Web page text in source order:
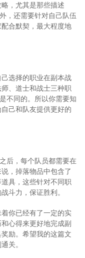
，尤其是那些描述
，还需要针对自己队伍
合默契，最大程度地
选择的职业在副本战
、道士和战士三种职
不同的。所以你需要知
己和队友提供更好的
后，每个队员都需要在
，掉落物品中包含了
具，这些针对不同职
斗力，保证胜利。
你已经有了一定的实
心得来更好地完成副
励。希望我的这篇文
关。